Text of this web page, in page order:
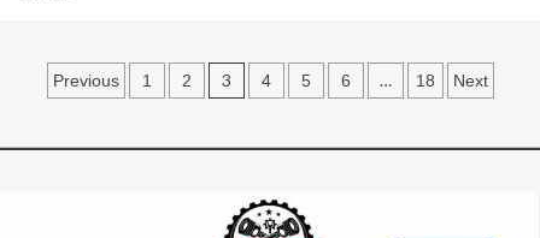
Previous 1 2 3 4 5 6 … 18 Next